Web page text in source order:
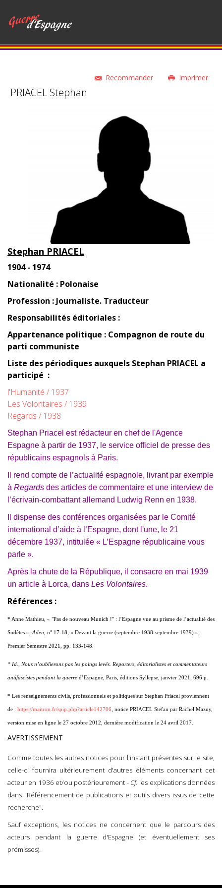
Recommander Imprimer
PRIACEL Stephan
Stephan PRIACEL
1904 - 1974
Nationalité : Polonaise
Profession : Journaliste. Traducteur
Responsabilités éditoriales :
Appartenance politique : Compagnon de route du
parti communiste
Liste des périodiques auxquels Stephan PRIACEL a
participé :
l'Humanité / 1937
Les Volontaires / 1939
Regards / 1938
Stephan Priacel est rédacteur en chef de l'Agence
Espagne à partir de 1937, le service officiel de presse des
républicains espagnols à Paris.
Il rend compte de l’actualité espagnole, livrant par exemple
à Regards des articles de commentaire et une interview de
l’écrivain-combattant allemand Ludwig Renn en 1938.
Il dispense des conférences organisées par le Comité
international d’aide à l’Espagne, dont l'une, le 21
décembre 1937, intitulée « L’Espagne républicaine vous
parle ».
Après la chute de la République, il consacre en mai 1939
un article à Lorca, dans Les Volontaires.
Références :
* Anne Mathieu, « "Pas de nouveau Munich !" : l’Espagne vue au prisme de l’actualité des
Sudètes », Aden , n° 17-18, « Devant la guerre (septembre 1938-septembre 1939) »,
Premier Semestre 2021, pp. 133-148.
* Id. Nous n’oublierons pas les poings levés. Reporters, éditorialistes et commentateurs
antifascistes pendant la guerre d’Espagne, Paris, éditions Syllepse, janvier 2021, 696 p.
* Les renseignements civils, professionnels et politiques sur Stephan Priacel proviennent
de : https://maitron.fr/spip.php?article142706 , notice PRIACEL Stefan par Rachel Mazuy,
version mise en ligne le 27 octobre 2012, dernière modification le 24 avril 2017.
AVERTISSEMENT
Comme toutes les autres notices pour l'instant présentes sur le site,
celle-ci fournira ultérieurement d'autres éléments concernant cet
acteur en 1936 et/ou postérieurement - Cf. les explications données
dans "Référencement de publications et outils divers issus de cette
recherche".
Sauf exceptions, les notices ne concernent que le parcours des
acteurs pendant la guerre d'Espagne (et éventuellement ses
prémisses).